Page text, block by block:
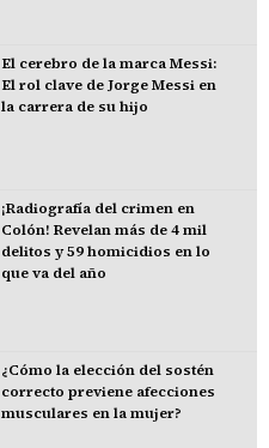
El cerebro de la marca Messi:
El rol clave de Jorge Messi en
la carrera de su hijo
¡Radiografía del crimen en
Colón! Revelan más de 4 mil
delitos y 59 homicidios en lo
que va del año
¿Cómo la elección del sostén
correcto previene afecciones
musculares en la mujer?